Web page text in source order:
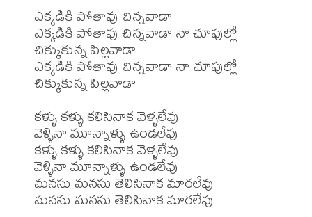
ఎక్కడికి పోతావు చిన్నవాడా
ఎక్కడికి పోతావు చిన్నవాడా నా చూపుల్లో
చిక్కుకున్న పిల్లవాడా
ఎక్కడికి పోతావు చిన్నవాడా నా చూపుల్లో
చిక్కుకున్న పిల్లవాడా
కళ్ళు కళ్ళు కలిసినాక వెళ్ళలేవు
వెళ్ళినా మూన్నాళ్ళు ఉండలేవు
కళ్ళు కళ్ళు కలిసినాక వెళ్ళలేవు
వెళ్ళినా మూన్నాళ్ళు ఉండలేవు
మనసు మనసు తెలిసినాక మారలేవు
మనసు మనసు తెలిసినాక మారలేవు